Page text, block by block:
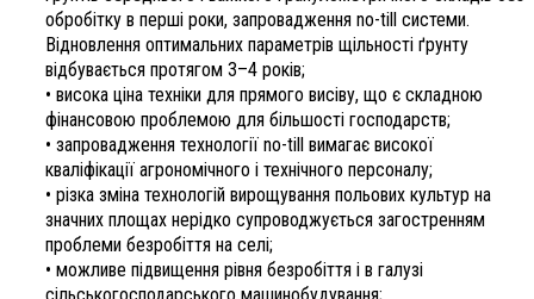
обробітку в перші роки, запровадження no-till системи.
Відновлення оптимальних параметрів щільності ґрунту
відбувається протягом 3–4 років;
• висока ціна техніки для прямого висіву, що є складною
фінансовою проблемою для більшості господарств;
• запровадження технології no-till вимагає високої
кваліфікації агрономічного і технічного персоналу;
• різка зміна технологій вирощування польових культур на
значних площах нерідко супроводжується загостренням
проблеми безробіття на селі;
• можливе підвищення рівня безробіття і в галузі